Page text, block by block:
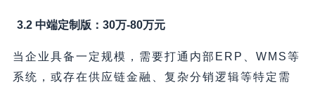
3.2 中端定制版：30万-80万元
当企业具备一定规模，需要打通内部ERP、WMS等
系统，或存在供应链金融、复杂分销逻辑等特定需